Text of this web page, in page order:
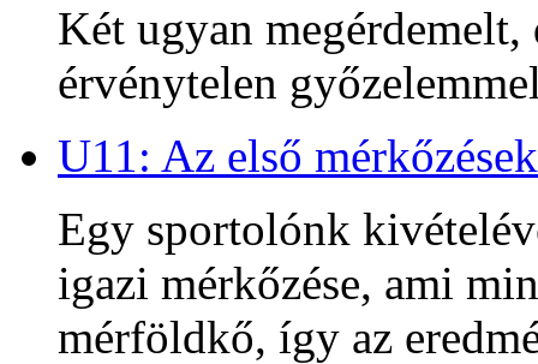
Két ugyan
érvénytelen
U11: Az első mérkőzések
Egy sportolónk
igazi mérkőzése, ami
mérföldkő, így az